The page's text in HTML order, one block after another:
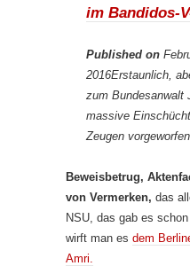
im Bandidos-
Published on
2016Erstaunlich,
zum Bundesanwalt
massive
Zeugen
Beweisbetrug,
von Vermerken, das
NSU, das gab es
wirft man es dem
Amri.